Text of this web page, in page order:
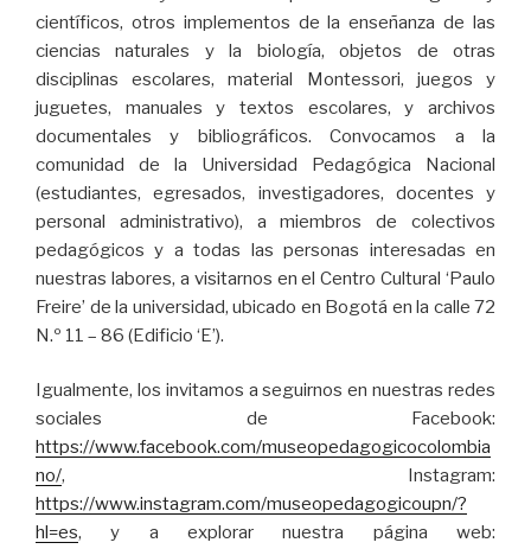
científicos, otros implementos de la enseñanza de las
ciencias naturales y la biología, objetos de otras
disciplinas escolares, material Montessori, juegos y
juguetes, manuales y textos escolares, y archivos
documentales y bibliográficos. Convocamos a la
comunidad de la Universidad Pedagógica Nacional
(estudiantes, egresados, investigadores, docentes y
personal administrativo), a miembros de colectivos
pedagógicos y a todas las personas interesadas en
nuestras labores, a visitarnos en el Centro Cultural ‘Paulo
Freire’ de la universidad, ubicado en Bogotá en la calle 72
N.º 11 – 86 (Edificio ‘E’).
Igualmente, los invitamos a seguirnos en nuestras redes
sociales de Facebook:
https://www.facebook.com/museopedagogicocolombia
no/, Instagram:
https://www.instagram.com/museopedagogicoupn/?
hl=es, y a explorar nuestra página web: